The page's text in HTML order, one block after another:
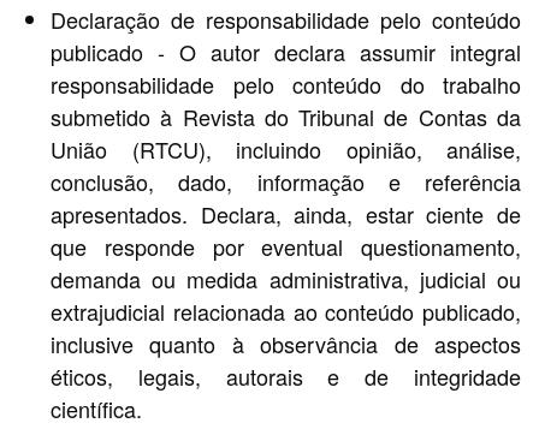
Declaração de responsabilidade pelo conteúdo
publicado - O autor declara assumir integral
responsabilidade pelo conteúdo do trabalho
submetido à Revista do Tribunal de Contas da
União (RTCU), incluindo opinião, análise,
conclusão, dado, informação e referência
apresentados. Declara, ainda, estar ciente de
que responde por eventual questionamento,
demanda ou medida administrativa, judicial ou
extrajudicial relacionada ao conteúdo publicado,
inclusive quanto à observância de aspectos
éticos, legais, autorais e de integridade
científica.